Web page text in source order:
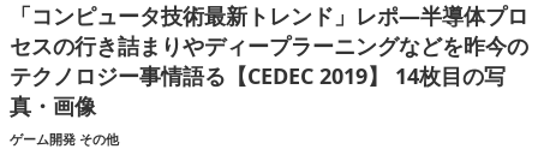
企業動向
人材育成
産業政策
「コンピュータ技術最新トレンド」レポ―半導体プロ
セスの行き詰まりやディープラーニングなどを昨今の
テクノロジー事情語る【CEDEC 2019】 14枚目の写
真・画像
ゲーム開発 その他